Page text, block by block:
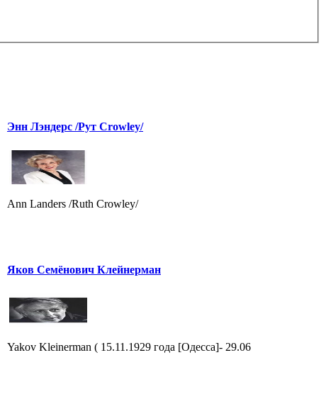
Энн Лэндерс /Рут Crowley/
Ann Landers /Ruth Crowley/
Яков Семёнович Клейнерман
Yakov Kleinerman ( 15.11.1929 года [Одесса]- 29.06